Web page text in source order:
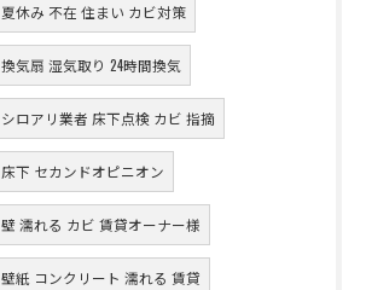
夏休み 不在 住まい カビ対策
換気扇 湿気取り 24時間換気
シロアリ業者 床下点検 カビ 指摘
床下 セカンドオピニオン
壁 濡れる カビ 賃貸オーナー様
壁紙 コンクリート 濡れる 賃貸